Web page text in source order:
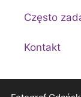
Często
Kontakt